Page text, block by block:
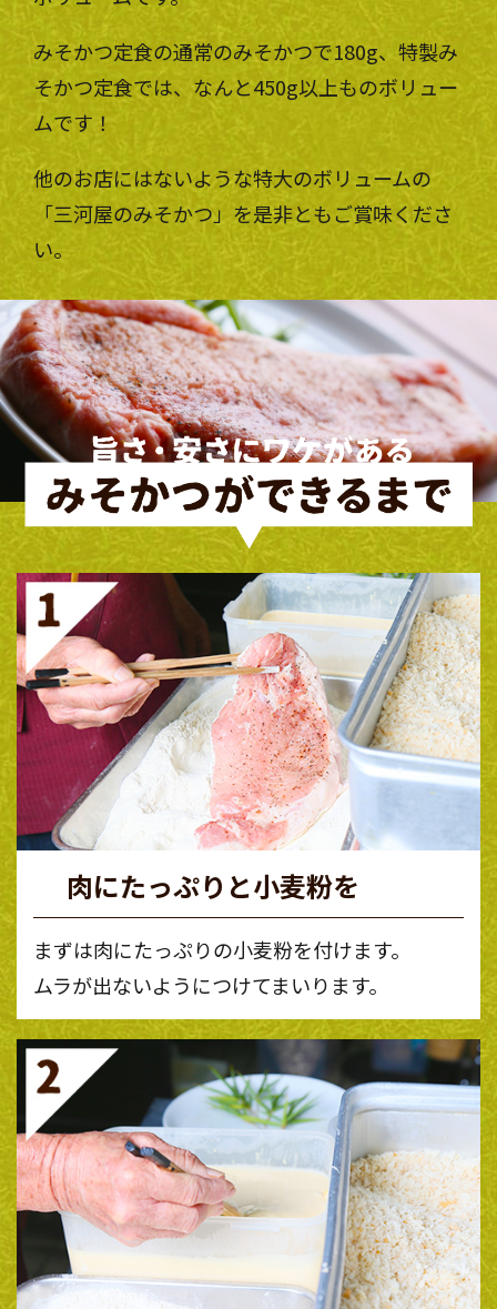
みそかつ定食の通常のみそかつで180g、特製み
そかつ定食では、なんと450g以上ものボリュー
ムです！
他のお店にはないような特大のボリュームの
「三河屋のみそかつ」を是非ともご賞味くださ
い。
肉にたっぷりと小麦粉を
まずは肉にたっぷりの小麦粉を付けます。
ムラが出ないようにつけてまいります。